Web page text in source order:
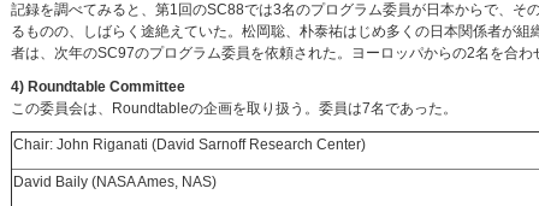
記録を調べてみると、第1回のSC88では3名のプログラム委員が日本からで、
るものの、しばらく途絶えていた。松岡聡、朴泰祐はじめ多くの日本関係者が
者は、次年のSC97のプログラム委員を依頼された。ヨーロッパからの2名を合
4) Roundtable Committee
この委員会は、Roundtableの企画を取り扱う。委員は7名であった。
Chair: John Riganati (David Sarnoff Research Center)
David Baily (NASA Ames, NAS)